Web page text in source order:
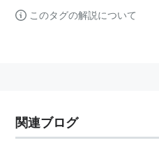
このタグの解説について
関連ブログ